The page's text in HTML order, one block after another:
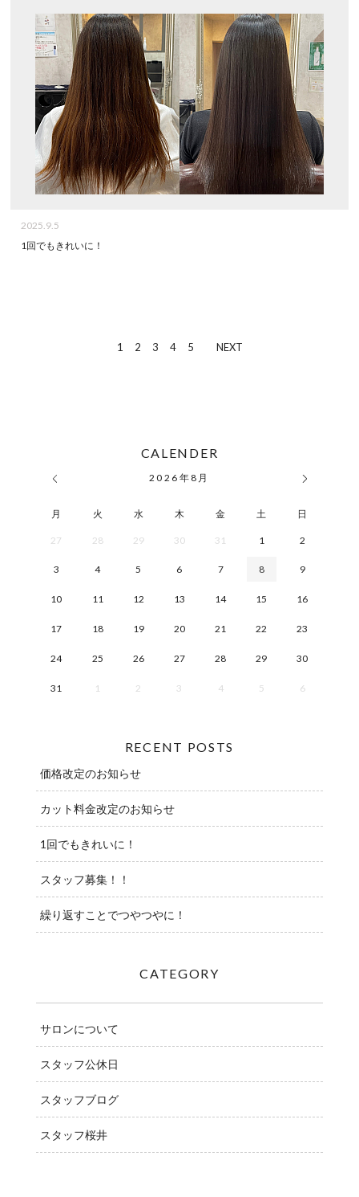
2025.9.5
1回でもきれいに！
1 2 3 4 5 NEXT
CALENDER
2026 年 8月
月 火 水 木 金 土 日
27 28 29 30 31 1 2
3 4 5 6 7 8 9
10 11 12 13 14 15 16
17 18 19 20 21 22 23
24 25 26 27 28 29 30
31 1 2 3 4 5 6
RECENT POSTS
価格改定のお知らせ
カット料金改定のお知らせ
1回でもきれいに！
スタッフ募集！！
繰り返すことでつやつやに！
CATEGORY
サロンについて
スタッフ公休日
スタッフブログ
スタッフ桜井